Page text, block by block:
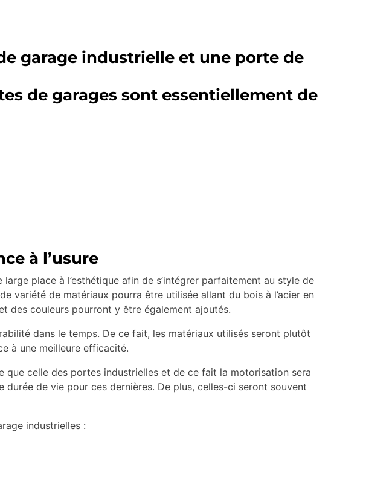
garage industrielle et une porte de
de garages sont essentiellement de
à l’usure
place à l’esthétique afin de s’intégrer parfaitement au style de
variété de matériaux pourra être utilisée allant du bois à l’acier en
des couleurs pourront y être également ajoutés.
dans le temps. De ce fait, les matériaux utilisés seront plutôt
à une meilleure efficacité.
celle des portes industrielles et de ce fait la motorisation sera
de vie pour ces dernières. De plus, celles-ci seront souvent
industrielles :